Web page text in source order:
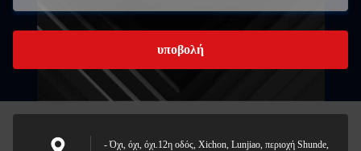
υποβολή
- Όχι, όχι, όχι.12η οδός, Xichon, Lunjiao, περιοχή Shunde,